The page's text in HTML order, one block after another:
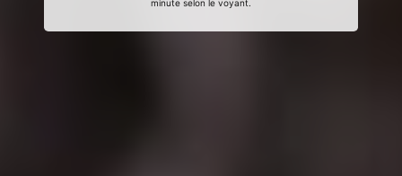
minute selon le voyant.